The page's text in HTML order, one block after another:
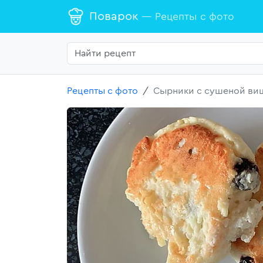
Поварок — Рецепты с фото
Рецепты с фото Сырники с сушеной